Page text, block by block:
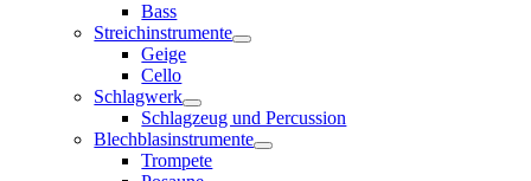
Bass
Streichinstrumente
Geige
Cello
Schlagwerk
Schlagzeug und Percussion
Blechblasinstrumente
Trompete